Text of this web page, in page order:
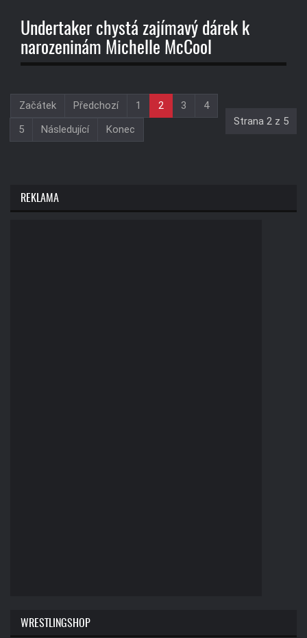
Undertaker chystá zajímavý dárek k
narozeninám Michelle McCool
Strana 2 z 5
Začátek Předchozí 1 2 3
4
5
Následující Konec
REKLAMA
WRESTLINGSHOP